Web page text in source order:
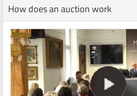
How does an auction work